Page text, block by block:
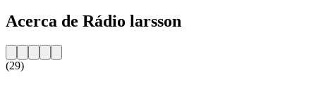
Acerca de Rádio larsson
(29)